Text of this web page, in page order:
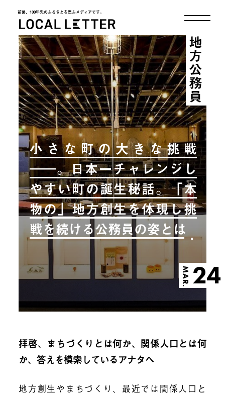
前略、100年先のふるさとを思ふメディアです。
LOCAL LETTER
小さな町の大きな挑戦
――。日本一チャレンジし
やすい町の誕生秘話。「本
物の」地方創生を体現し挑
戦を続ける公務員の姿とは
MAR. 24
地方公務員
拝啓、まちづくりとは何か、関係人口とは何
か、答えを模索しているアナタへ
地方創生やまちづくり、最近では関係人口と